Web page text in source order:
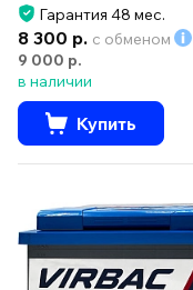
Гарантия 48 мес.
8 300 р. с обменом
9 000 р.
в наличии
Купить